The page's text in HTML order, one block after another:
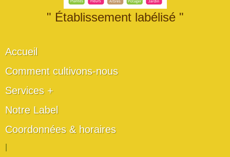
" Établissement labélisé "
Accueil
Comment cultivons-nous
Services +
Notre Label
Coordonnées & horaires